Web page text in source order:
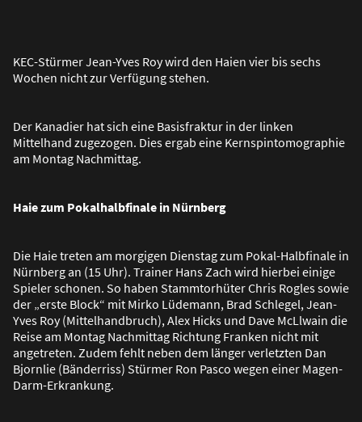
KEC-Stürmer Jean-Yves Roy wird den Haien vier bis sechs
Wochen nicht zur Verfügung stehen.
Der Kanadier hat sich eine Basisfraktur in der linken
Mittelhand zugezogen. Dies ergab eine Kernspintomographie
am Montag Nachmittag.
Haie zum Pokalhalbfinale in Nürnberg
Die Haie treten am morgigen Dienstag zum Pokal-Halbfinale in
Nürnberg an (15 Uhr). Trainer Hans Zach wird hierbei einige
Spieler schonen. So haben Stammtorhüter Chris Rogles sowie
der „erste Block“ mit Mirko Lüdemann, Brad Schlegel, Jean-
Yves Roy (Mittelhandbruch), Alex Hicks und Dave McLlwain die
Reise am Montag Nachmittag Richtung Franken nicht mit
angetreten. Zudem fehlt neben dem länger verletzten Dan
Bjornlie (Bänderriss) Stürmer Ron Pasco wegen einer Magen-
Darm-Erkrankung.